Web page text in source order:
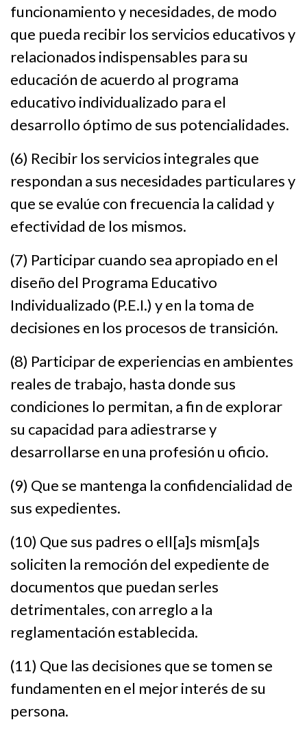
funcionamiento y necesidades, de modo
que pueda recibir los servicios educativos y
relacionados indispensables para su
educación de acuerdo al programa
educativo individualizado para el
desarrollo óptimo de sus potencialidades.
(6) Recibir los servicios integrales que
respondan a sus necesidades particulares y
que se evalúe con frecuencia la calidad y
efectividad de los mismos.
(7) Participar cuando sea apropiado en el
diseño del Programa Educativo
Individualizado (P.E.I.) y en la toma de
decisiones en los procesos de transición.
(8) Participar de experiencias en ambientes
reales de trabajo, hasta donde sus
condiciones lo permitan, a fin de explorar
su capacidad para adiestrarse y
desarrollarse en una profesión u oficio.
(9) Que se mantenga la confidencialidad de
sus expedientes.
(10) Que sus padres o ell[a]s mism[a]s
soliciten la remoción del expediente de
documentos que puedan serles
detrimentales, con arreglo a la
reglamentación establecida.
(11) Que las decisiones que se tomen se
fundamenten en el mejor interés de su
persona.